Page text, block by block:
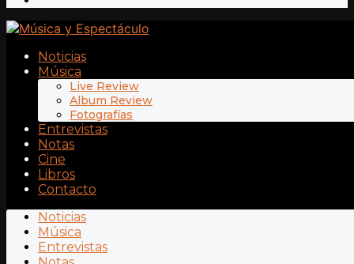
Noticias
Música
Live Review
Album Review
Fotografías
Entrevistas
Notas
Cine
Libros
Contacto
Noticias
Música
Entrevistas